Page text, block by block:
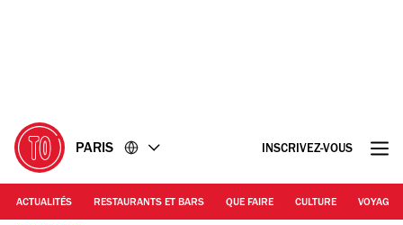
PARIS INSCRIVEZ-VOUS
ACTUALITÉS RESTAURANTS ET BARS QUE FAIRE CULTURE VOYAGE